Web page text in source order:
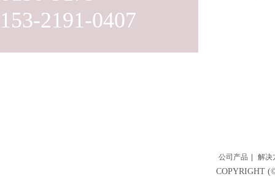
153-2191-0407
公司产品 解决
COPYRIGHT